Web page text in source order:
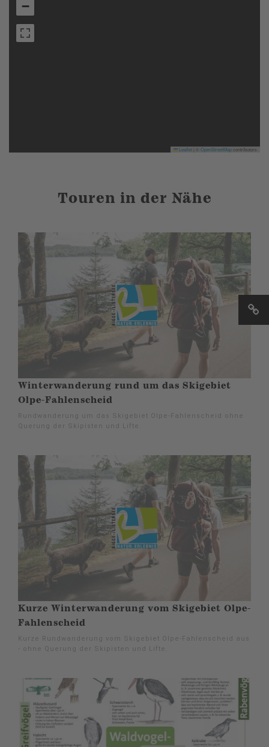
−
Leaflet OpenStreetMapcontributors
Touren in der Nähe
Winterwanderung rund um das Skigebiet
Olpe-Fahlenscheid
Rundwanderung um das Skigebiet Olpe-Fahlenscheid ohne
Querung der Skipisten und Lifte.
Kurze Winterwanderung vom Skigebiet Olpe-
Fahlenscheid
Kurze Rundwanderung vom Skigebiet Olpe-Fahlenscheid aus
- ohne Querung der Skipisten und Lifte.